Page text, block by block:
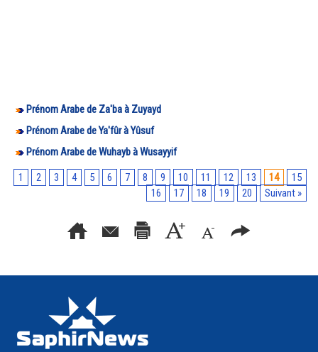
Prénom Arabe de Za'ba à Zuyayd
Prénom Arabe de Ya'fûr à Yûsuf
Prénom Arabe de Wuhayb à Wusayyif
1
2 3 4 5 6 7 8 9 10 11 12 13 14
15
16
17 18 19 20 Suivant »